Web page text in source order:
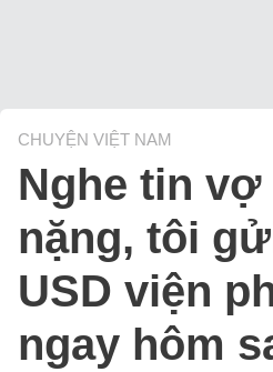
CHUYỆN VIỆT NAM
Nghe tin vợ
nặng, tôi
USD viện
ngay hôm